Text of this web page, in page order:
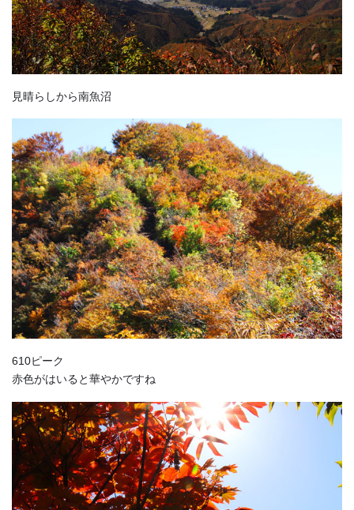
見晴らしから南魚沼
610ピーク
赤色がはいると華やかですね